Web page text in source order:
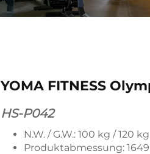
YOMA FITNESS
HS-P042
N.W. / G.W.: 100 kg / 120 kg
Produktabmessung: